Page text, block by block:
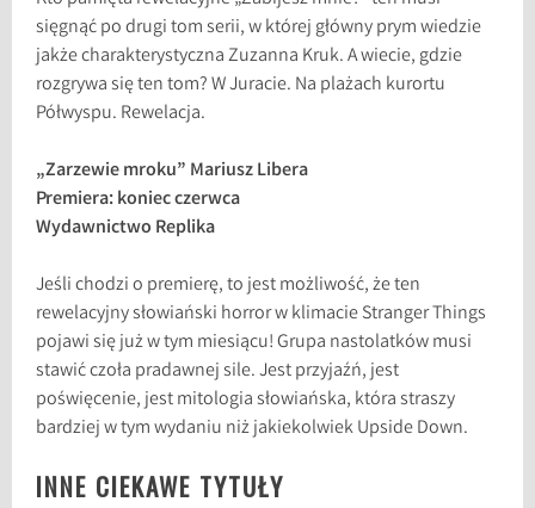
sięgnąć po drugi tom serii, w której główny prym wiedzie
jakże charakterystyczna Zuzanna Kruk. A wiecie, gdzie
rozgrywa się ten tom? W Juracie. Na plażach kurortu
Półwyspu. Rewelacja.
„Zarzewie mroku” Mariusz Libera
Premiera: koniec czerwca
Wydawnictwo Replika
Jeśli chodzi o premierę, to jest możliwość, że ten
rewelacyjny słowiański horror w klimacie Stranger Things
pojawi się już w tym miesiącu! Grupa nastolatków musi
stawić czoła pradawnej sile. Jest przyjaźń, jest
poświęcenie, jest mitologia słowiańska, która straszy
bardziej w tym wydaniu niż jakiekolwiek Upside Down.
INNE CIEKAWE TYTUŁY